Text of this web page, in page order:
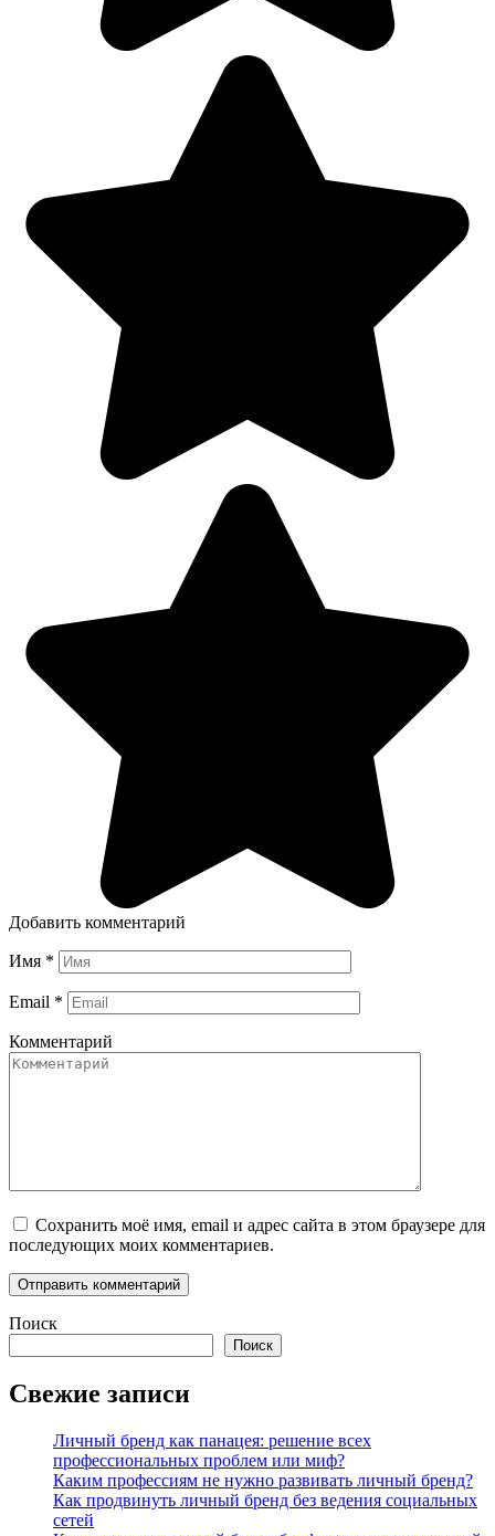
Добавить комментарий
Имя *
Email *
Комментарий
Сохранить моё имя, email и адрес сайта в этом браузере для
последующих моих комментариев.
Поиск
Поиск
Свежие записи
Личный бренд как панацея: решение всех
профессиональных проблем или миф?
Каким профессиям не нужно развивать личный бренд?
Как продвинуть личный бренд без ведения социальных
сетей